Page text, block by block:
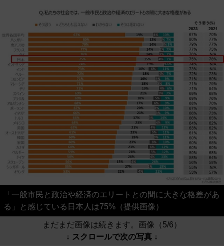
「一般市民と政治や経済のエリートとの間に大きな格差があ
る」と感じている日本人は75%（提供画像）
まだまだ画像は続きます。画像（5/6）
↓ スクロールで次の写真 ↓